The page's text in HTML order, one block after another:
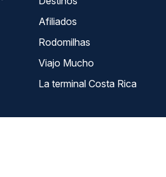
Afiliados
Rodomilhas
Viajo Mucho
La terminal Costa Rica